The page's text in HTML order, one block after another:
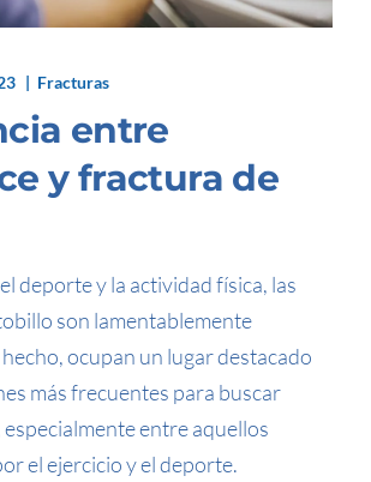
Fracturas
entre
y fractura de
deporte y la actividad física, las
son lamentablemente
ocupan un lugar destacado
más frecuentes para buscar
especialmente entre aquellos
el ejercicio y el deporte.